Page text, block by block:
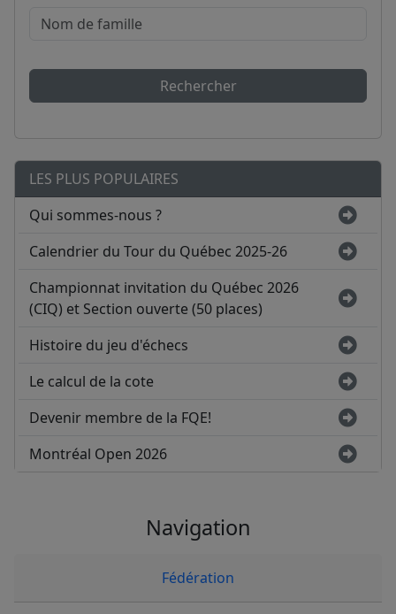
Rechercher
LES PLUS POPULAIRES
Qui sommes-nous ?
Calendrier du Tour du Québec 2025-26
Championnat invitation du Québec 2026
(CIQ) et Section ouverte (50 places)
Histoire du jeu d'échecs
Le calcul de la cote
Devenir membre de la FQE!
Montréal Open 2026
Navigation
Fédération